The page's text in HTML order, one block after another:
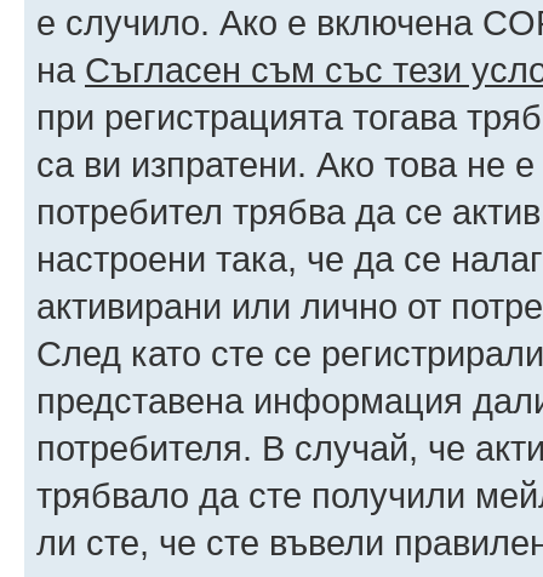
е случило. Ако е включена
на Съгласен съм със тези
при регистрацията тогава
са ви изпратени. Ако това не
потребител трябва да се
настроени така, че да се
активирани или лично от
След като сте се
представена информация
потребителя. В случай, че
трябвало да сте получили
ли сте, че сте въвели